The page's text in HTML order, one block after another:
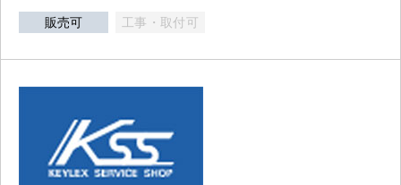
販売可 工事・取付可